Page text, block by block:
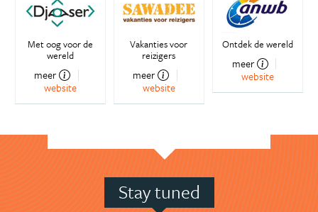
Met oog voor de
wereld
meer
website
Vakanties voor
reizigers
meer
website
Ontdek de wereld
meer
website
Stay tuned